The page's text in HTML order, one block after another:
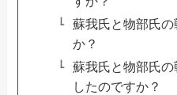
蘇我氏と物部氏
か？
蘇我氏と物部氏
したのですか？